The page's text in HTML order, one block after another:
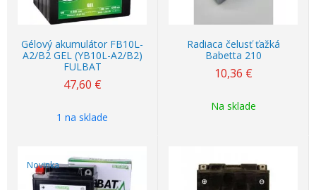
Gélový akumulátor FB10L-
A2/B2 GEL (YB10L-A2/B2)
FULBAT
47,60 €
1 na sklade
Radiaca čelusť ťažká
Babetta 210
10,36 €
Na sklade
Novinka